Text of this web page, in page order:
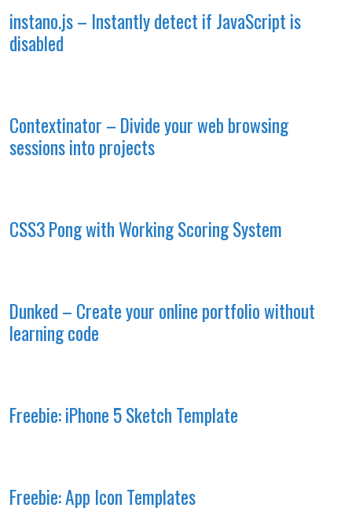
instano.js – Instantly detect if JavaScript is
disabled
Contextinator – Divide your web browsing
sessions into projects
CSS3 Pong with Working Scoring System
Dunked – Create your online portfolio without
learning code
Freebie: iPhone 5 Sketch Template
Freebie: App Icon Templates